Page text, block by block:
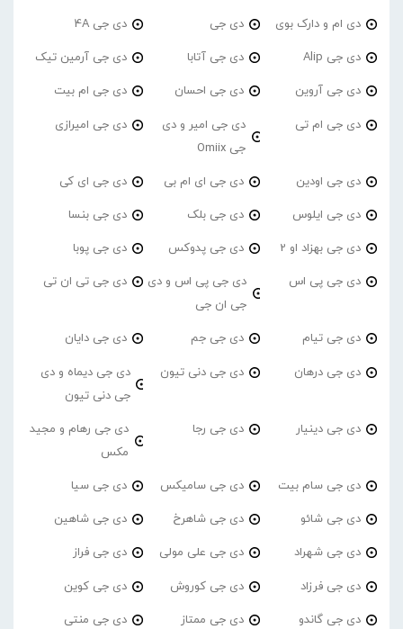
دی ام و دارک بوی دی جی دی جی 4A
دی جی Alip دی جی آتابا دی جی آرمین تیک
دی جی آروین دی جی احسان دی جی ام بیت
دی جی ام تی
دی جی امیر و دی
جی Omiix
دی جی امیرازی
دی جی اودین دی جی ای ام بی دی جی ای کی
دی جی ایلوس دی جی بلک دی جی بنسا
دی جی بهزاد او 2 دی جی پدوکس دی جی پوبا
دی جی پی اس
دی جی پی اس و دی
جی ان جی
دی جی تی ان تی
دی جی تیام دی جی جم دی جی دایان
دی جی درهان دی جی دنی تیون
دی جی دیماه و دی
جی دنی تیون
دی جی دینیار دی جی رجا
دی جی رهام و مجید
مکس
دی جی سام بیت دی جی سامیکس دی جی سیا
دی جی شائو دی جی شاهرخ دی جی شاهین
دی جی شهراد دی جی علی مولی دی جی فراز
دی جی فرزاد دی جی کوروش دی جی کوین
دی جی گاندو دی جی ممتاز دی جی منتی